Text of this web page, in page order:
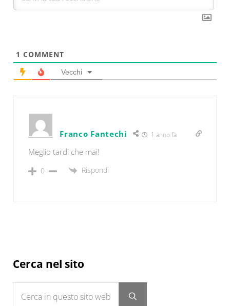
1 COMMENT
Vecchi
Franco Fantechi 1 anno fa
Meglio tardi che mai!
0 Rispondi
Sidebar
Cerca nel sito
Submit search